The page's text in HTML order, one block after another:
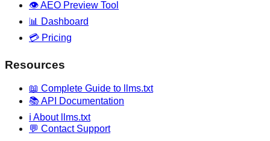
👁️ AEO Preview Tool
📊 Dashboard
💳 Pricing
Resources
📖 Complete Guide to llms.txt
📚 API Documentation
ℹ️ About llms.txt
💬 Contact Support